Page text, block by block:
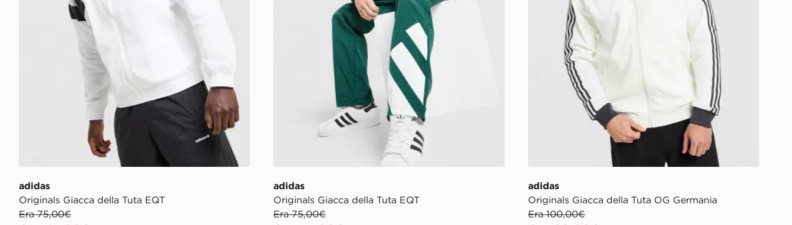
adidas
Originals Giacca della Tuta EQT
Era 75,00€
adidas
Originals Giacca della Tuta EQT
Era 75,00€
adidas
Originals Giacca della Tuta OG Germania
Era 100,00€